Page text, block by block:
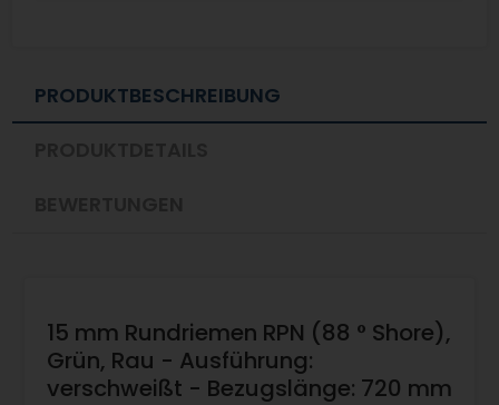
PRODUKTBESCHREIBUNG
15 mm Rundriemen RPN (88 ° Shore),
Grün, Rau - Ausführung:
verschweißt - Bezugslänge: 720 mm